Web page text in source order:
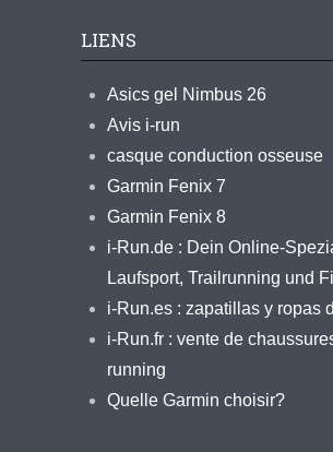
LIENS
Asics gel Nimbus 26
Avis i-run
casque conduction osseuse
Garmin Fenix 7
Garmin Fenix 8
i-Run.de : Dein Online-
Laufsport, Trailrunning und
i-Run.es : zapatillas y ropas
i-Run.fr : vente de
running
Quelle Garmin choisir?